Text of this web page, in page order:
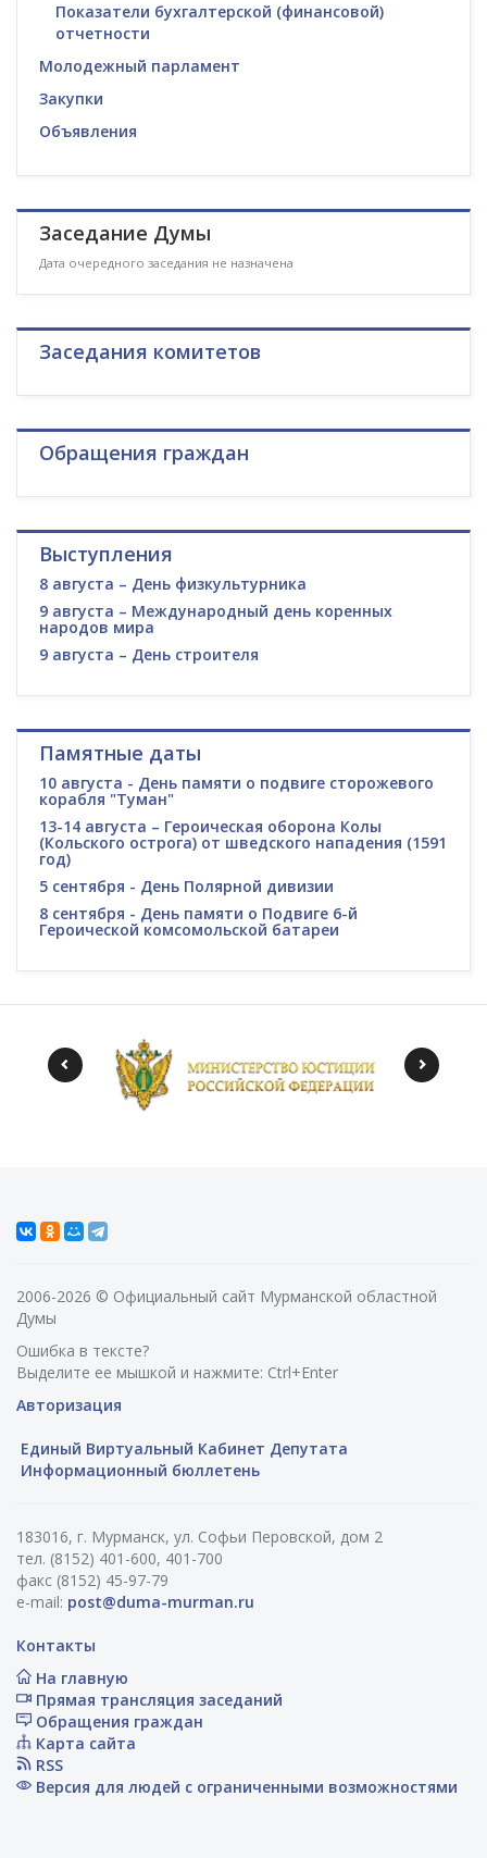
Показатели бухгалтерской (финансовой)
отчетности
Молодежный парламент
Закупки
Объявления
Заседание Думы
Дата очередного заседания не назначена
Заседания комитетов
Обращения граждан
Выступления
8 августа – День физкультурника
9 августа – Международный день коренных
народов мира
9 августа – День строителя
Памятные даты
10 августа - День памяти о подвиге сторожевого
корабля "Туман"
13-14 августа – Героическая оборона Колы
(Кольского острога) от шведского нападения (1591
год)
5 сентября - День Полярной дивизии
8 сентября - День памяти о Подвиге 6-й
Героической комсомольской батареи
2006-2026 © Официальный сайт Мурманской областной
Думы
Ошибка в тексте?
Выделите ее мышкой и нажмите: Ctrl+Enter
Авторизация
Единый Виртуальный Кабинет Депутата
Информационный бюллетень
183016, г. Мурманск, ул. Софьи Перовской, дом 2
тел. (8152) 401-600, 401-700
факс (8152) 45-97-79
e-mail: post@duma-murman.ru
Контакты
На главную
Прямая трансляция заседаний
Обращения граждан
Карта сайта
RSS
Версия для людей с ограниченными возможностями